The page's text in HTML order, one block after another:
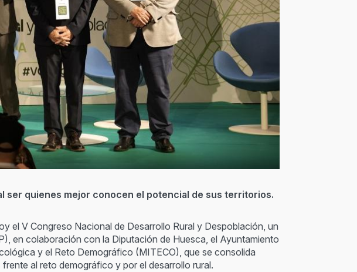
ser quienes mejor conocen el potencial de sus territorios.
el V Congreso Nacional de Desarrollo Rural y Despoblación, un
en colaboración con la Diputación de Huesca, el Ayuntamiento
y el Reto Demográfico (MITECO), que se consolida
al reto demográfico y por el desarrollo rural.